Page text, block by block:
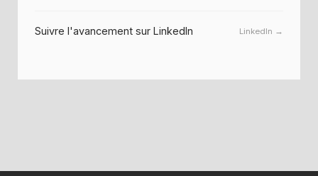
Suivre l'avancement sur LinkedIn LinkedIn →